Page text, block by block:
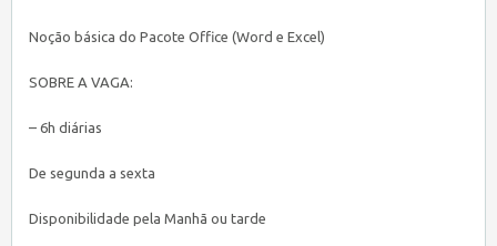
Noção básica do Pacote Office (Word e Excel)
SOBRE A VAGA:
– 6h diárias
De segunda a sexta
Disponibilidade pela Manhã ou tarde